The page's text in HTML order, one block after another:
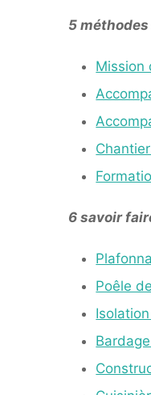
5
Mission
6 savoir
Poêle